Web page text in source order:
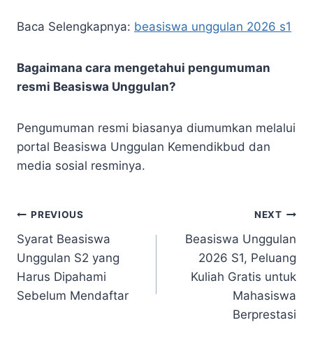
Baca Selengkapnya: beasiswa unggulan 2026 s1
Bagaimana cara mengetahui pengumuman
resmi Beasiswa Unggulan?
Pengumuman resmi biasanya diumumkan melalui
portal Beasiswa Unggulan Kemendikbud dan
media sosial resminya.
Navigasi
pos
PREVIOUS
Syarat Beasiswa
Unggulan S2 yang
Harus Dipahami
Sebelum Mendaftar
NEXT
Beasiswa Unggulan
2026 S1, Peluang
Kuliah Gratis untuk
Mahasiswa
Berprestasi